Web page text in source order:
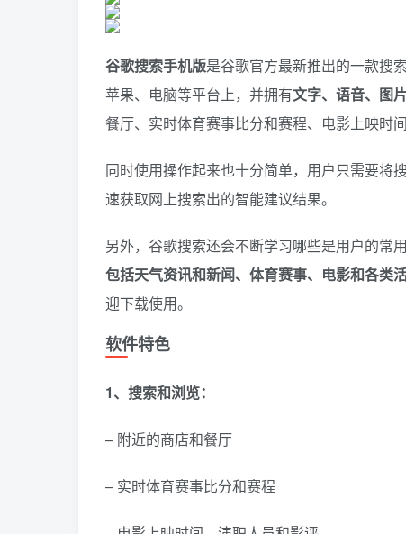
谷歌搜索手机版是谷歌官方最新推出的一款搜
苹果、电脑等平台上，并拥有文字、语音、图
餐厅、实时体育赛事比分和赛程、电影上映时
同时使用操作起来也十分简单，用户只需要将
速获取网上搜索出的智能建议结果。
另外，谷歌搜索还会不断学习哪些是用户的常
包括天气资讯和新闻、体育赛事、电影和各类
迎下载使用。
软件特色
1、搜索和浏览：
– 附近的商店和餐厅
– 实时体育赛事比分和赛程